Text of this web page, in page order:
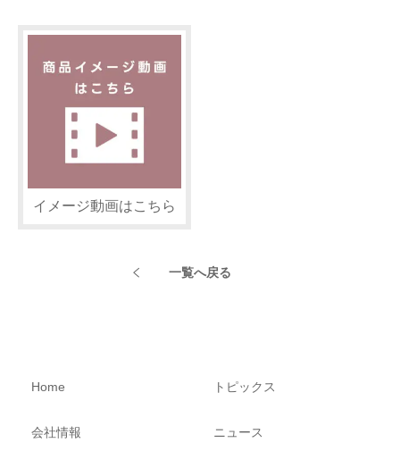
イメージ動画はこちら
一覧へ戻る
Home
会社情報
トピックス
ニュース